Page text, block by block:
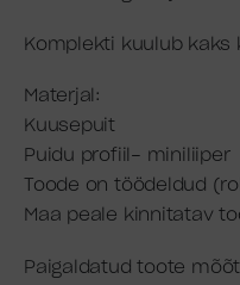
Komplekti kuulub kaks
Materjal:
Kuusepuit
Puidu profiil- miniliiper
Toode on töödeldud
Maa peale kinnitatav
Paigaldatud toote